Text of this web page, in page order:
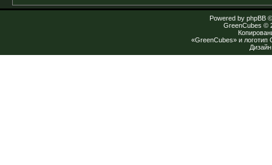
Powered by phpBB
GreenCubes ©
«GreenCubes» и